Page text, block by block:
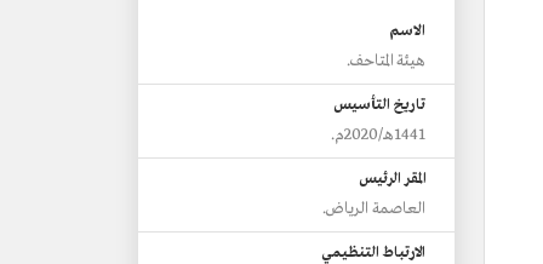
الاسم
هيئة المتاحف.
تاريخ التأسيس
1441هـ/2020م.
المقر الرئيس
العاصمة الرياض.
الارتباط التنظيمي